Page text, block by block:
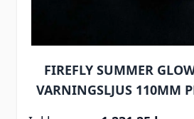
FIREFLY SUMMER
VARNINGSLJUS 110MM